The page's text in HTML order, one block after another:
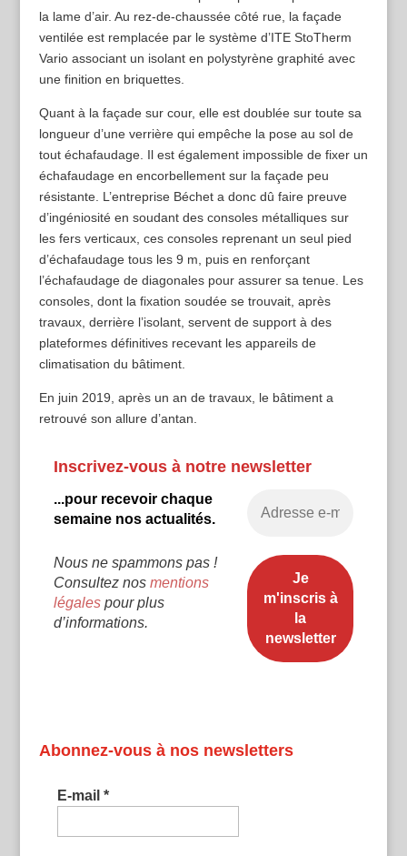
la lame d’air. Au rez-de-chaussée côté rue, la façade
ventilée est remplacée par le système d’ITE StoTherm
Vario associant un isolant en polystyrène graphité avec
une finition en briquettes.
Quant à la façade sur cour, elle est doublée sur toute sa
longueur d’une verrière qui empêche la pose au sol de
tout échafaudage. Il est également impossible de fixer un
échafaudage en encorbellement sur la façade peu
résistante. L’entreprise Béchet a donc dû faire preuve
d’ingéniosité en soudant des consoles métalliques sur
les fers verticaux, ces consoles reprenant un seul pied
d’échafaudage tous les 9 m, puis en renforçant
l’échafaudage de diagonales pour assurer sa tenue. Les
consoles, dont la fixation soudée se trouvait, après
travaux, derrière l’isolant, servent de support à des
plateformes définitives recevant les appareils de
climatisation du bâtiment.
En juin 2019, après un an de travaux, le bâtiment a
retrouvé son allure d’antan.
Inscrivez-vous à notre newsletter
...pour recevoir chaque
semaine nos actualités.
Nous ne spammons pas !
Consultez nos mentions
légalespour plus
d’informations.
Abonnez-vous à nos newsletters
E-mail *